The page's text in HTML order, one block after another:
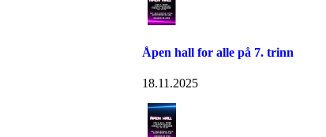
Åpen hall for alle på 7. trinn
18.11.2025